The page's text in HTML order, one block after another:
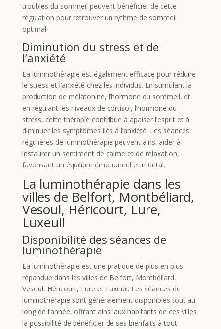
troubles du sommeil peuvent bénéficier de cette
régulation pour retrouver un rythme de sommeil
optimal.
Diminution du stress et de
l’anxiété
La luminothérapie est également efficace pour réduire
le stress et l’anxiété chez les individus. En stimulant la
production de mélatonine, l’hormone du sommeil, et
en régulant les niveaux de cortisol, l’hormone du
stress, cette thérapie contribue à apaiser l’esprit et à
diminuer les symptômes liés à l’anxiété. Les séances
régulières de luminothérapie peuvent ainsi aider à
instaurer un sentiment de calme et de relaxation,
favorisant un équilibre émotionnel et mental.
La luminothérapie dans les
villes de Belfort, Montbéliard,
Vesoul, Héricourt, Lure,
Luxeuil
Disponibilité des séances de
luminothérapie
La luminothérapie est une pratique de plus en plus
répandue dans les villes de Belfort, Montbéliard,
Vesoul, Héricourt, Lure et Luxeuil. Les séances de
luminothérapie sont généralement disponibles tout au
long de l’année, offrant ainsi aux habitants de ces villes
la possibilité de bénéficier de ses bienfaits à tout